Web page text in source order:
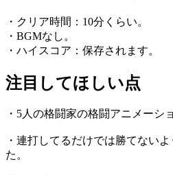
・クリア時間：10分くらい。
・BGMなし。
・ハイスコア：保存されます。
注目してほしい点
・5人の格闘家の格闘アニメーシ
・連打してるだけでは勝てない
た。